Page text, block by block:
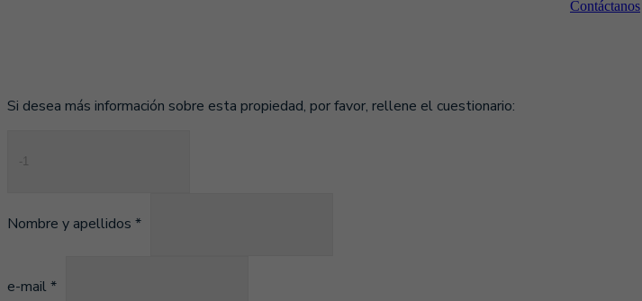
Contáctanos
Si desea más información sobre esta propiedad, por favor, rellene el cuestionario:
Nombre y apellidos *
e-mail *